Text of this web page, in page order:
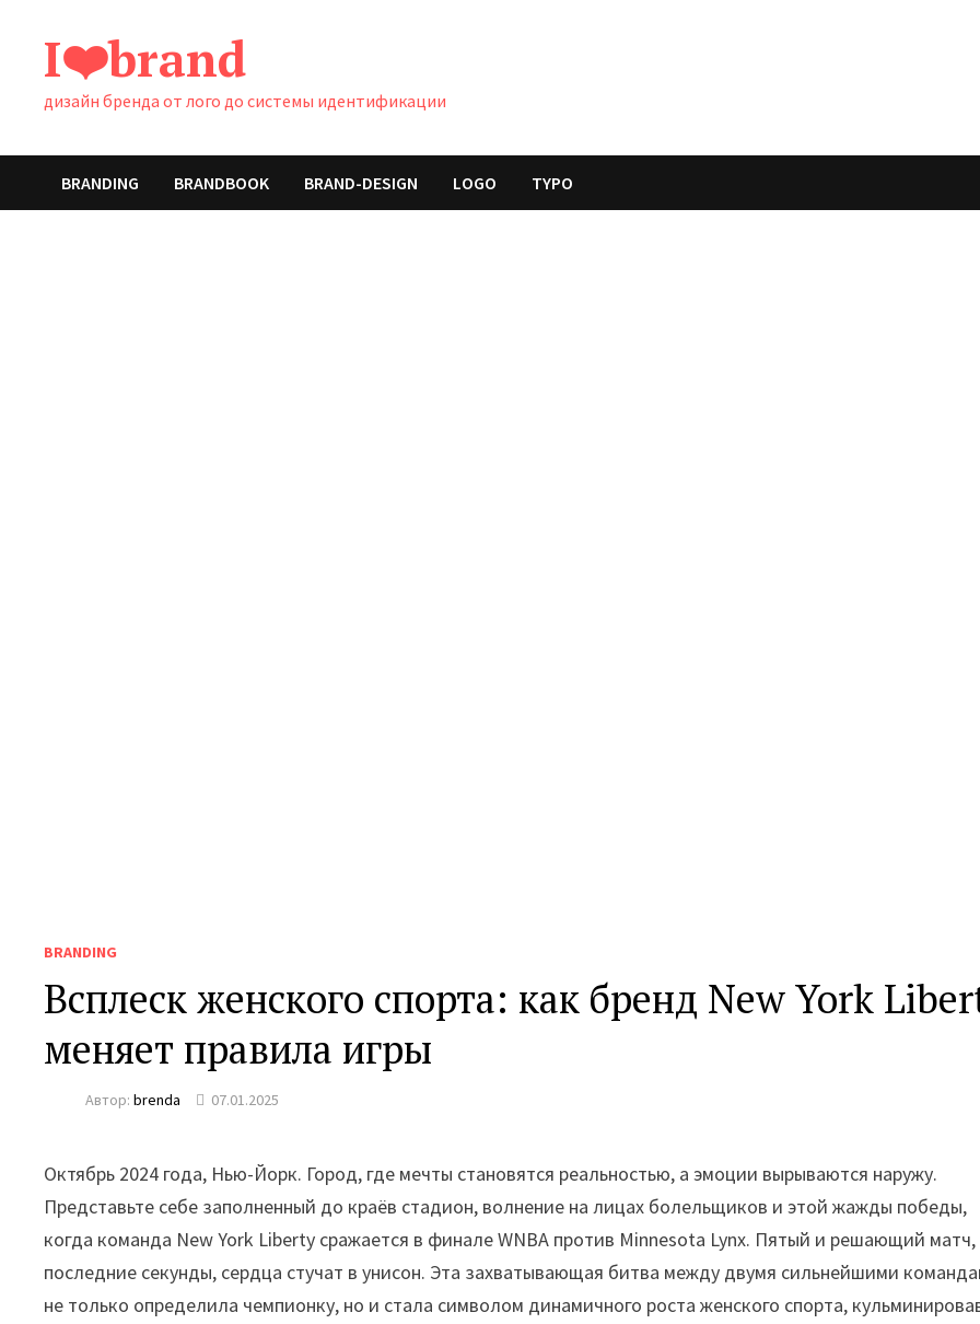
содержимому
I❤️brand
дизайн бренда от лого до системы идентификации
BRANDING BRANDBOOK BRAND-DESIGN LOGO TYPO
BRANDING
Всплеск женского спорта: как бренд New York
меняет правила игры
Автор:brenda 07.01.2025
Октябрь 2024 года, Нью-Йорк. Город, где мечты становятся реальностью, а эмоции вырываются наружу.
Представьте себе заполненный до краёв стадион, волнение на лицах болельщиков и этой жажды победы,
когда команда New York Liberty сражается в финале WNBA против Minnesota Lynx. Пятый и решающий матч,
последние секунды, сердца стучат в унисон. Эта захватывающая битва между двумя сильнейшими
не только определила чемпионку, но и стала символом динамичного роста женского спорта,